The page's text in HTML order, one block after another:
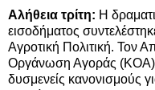
Αλήθεια τρίτη: Η
εισοδήματος
Αγροτική Πολιτική. Τον
Οργάνωση Αγοράς (ΚΟΑ)
δυσμενείς κανονισμούς